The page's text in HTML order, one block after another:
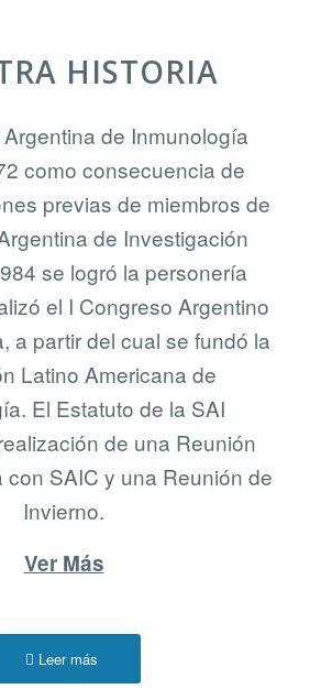
HISTORIA
de Inmunología
como consecuencia de
previas de miembros de
de Investigación
se logró la personería
el I Congreso Argentino
a partir del cual se fundó la
Latino Americana de
El Estatuto de la SAI
de una Reunión
con SAIC y una Reunión de
Invierno.
Ver Más
Leer más